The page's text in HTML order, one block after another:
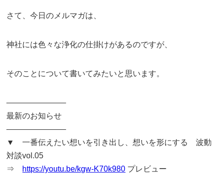
さて、今日のメルマガは、
神社には色々な浄化の仕掛けがあるのですが、
そのことについて書いてみたいと思います。
———————–
最新のお知らせ
———————–
▼ 一番伝えたい想いを引き出し、想いを形にする 波動
対談vol.05
⇒ https://youtu.be/kgw-K70k980 プレビュー